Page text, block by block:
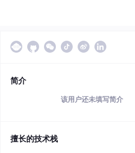
简介
该用户还未填写简介
擅长的技术栈